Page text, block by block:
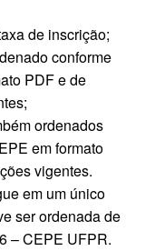
de inscrição;
conforme
PDF e de
ordenados
em formato
vigentes.
em um único
ser ordenada de
– CEPE UFPR.